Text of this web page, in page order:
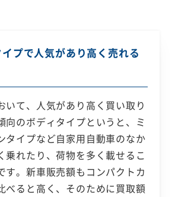
プで人気があり高く売れる
いて、人気があり高く買い取り
向のボディタイプというと、ミ
タイプなど自家用自動車のなか
乗れたり、荷物を多く載せるこ
す。新車販売額もコンパクトカ
べると高く、そのために買取額